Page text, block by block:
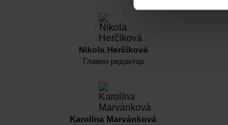
Nikola Herčíková
Главен редактор
Karolína Marvánková